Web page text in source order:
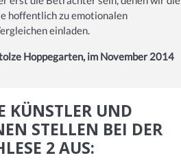
hoffentlich zu emotionalen
einladen.
Hoppegarten, im November 2014
KÜNSTLER UND
STELLEN BEI DER
2 AUS: